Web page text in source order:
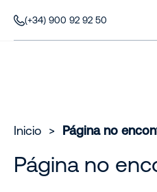
(+34) 900 92 92 50
Inicio > Página no
Página no